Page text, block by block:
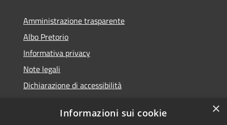
Amministrazione trasparente
Albo Pretorio
Informativa privacy
Note legali
Dichiarazione di accessibilità
×
Informazioni sui cookie